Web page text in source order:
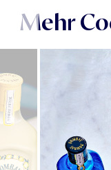
Mehr